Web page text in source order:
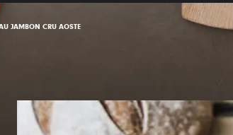
JAMBON CRU AOSTE